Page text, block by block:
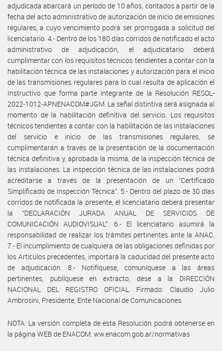
adjudicada abarcará un período de 10 años, contados a partir de la
fecha del acto administrativo de autorización de inicio de emisiones
regulares, a cuyo vencimiento podrá ser prorrogada a solicitud del
licenciatario. 4.- Dentro de los 180 días corridos de notificado el acto
administrativo de adjudicación, el adjudicatario deberá
cumplimentar con los requisitos técnicos tendientes a contar con la
habilitación técnica de las instalaciones y autorización para el inicio
de las transmisiones regulares para lo cual resulta de aplicación el
Instructivo que forma parte integrante de la Resolución RESOL-
2022-1012-APNENACOM#JGM. La señal distintiva será asignada al
momento de la habilitación definitiva del servicio. Los requisitos
técnicos tendientes a contar con la habilitación de las instalaciones
del servicio e inicio de las transmisiones regulares, se
cumplimentarán a través de la presentación de la documentación
técnica definitiva y, aprobada la misma, de la inspección técnica de
las instalaciones. La inspección técnica de las instalaciones podrá
acreditarse a través de la presentación de un “Certificado
Simplificado de Inspección Técnica”. 5.- Dentro del plazo de 30 días
corridos de notificada la presente, el licenciatario deberá presentar
la “DECLARACIÓN JURADA ANUAL DE SERVICIOS DE
COMUNICACIÓN AUDIOVISUAL”. 6.- El licenciatario asumirá la
responsabilidad de realizar los trámites pertinentes ante la ANAC.
7.- El incumplimiento de cualquiera de las obligaciones definidas por
los Artículos precedentes, importará la caducidad del presente acto
de adjudicación. 8.- Notifíquese, comuníquese a las áreas
pertinentes, publíquese en extracto, dese a la DIRECCIÓN
NACIONAL DEL REGISTRO OFICIAL. Firmado: Claudio Julio
Ambrosini, Presidente, Ente Nacional de Comunicaciones.
NOTA: La versión completa de esta Resolución podrá obtenerse en
la página WEB de ENACOM: ww.enacom.gob.ar/normativas